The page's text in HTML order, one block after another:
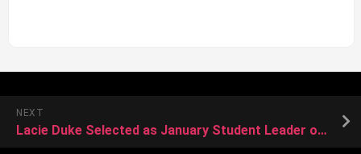
NEXT
Lacie Duke Selected as January Student Leader of the Month